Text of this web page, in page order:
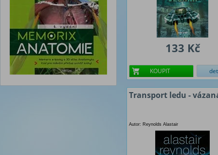
133 Kč
KOUPIT
Transport ledu -
Autor: Reynolds Alastair